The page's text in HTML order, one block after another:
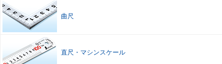
曲尺
直尺 ・ マシンスケール